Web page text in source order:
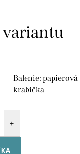
Balenie: papierová
krabička